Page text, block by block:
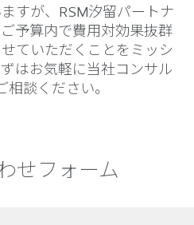
すが、RSM汐留パートナ
予算内で費用対効果抜群
ていただくことをミッシ
はお気軽に当社コンサル
相談ください。
せフォーム